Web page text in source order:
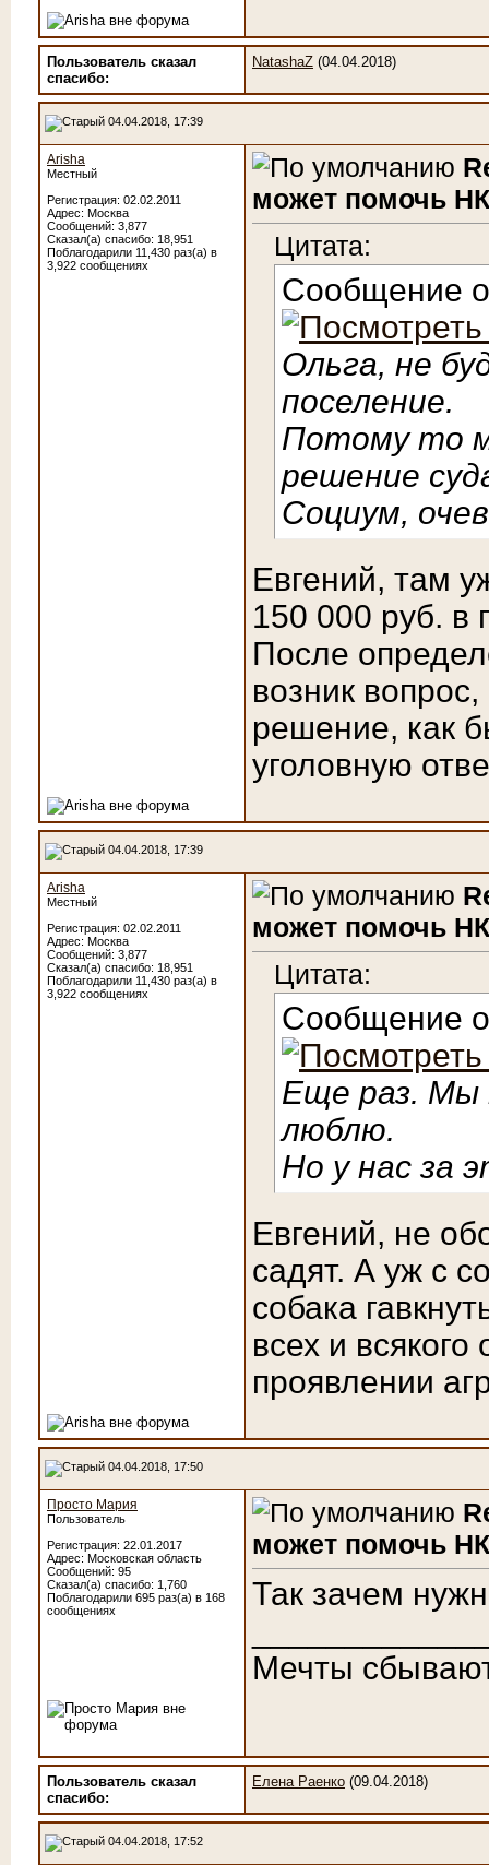
Пользователь сказал
cпасибо:
NatashaZ (04.04.2018)
04.04.2018, 17:39
Arisha
Местный
Регистрация: 02.02.2011
Адрес: Москва
Сообщений: 3,877
Сказал(а) спасибо: 18,951
Поблагодарили 11,430 раз(а) в
3,922 сообщениях
может помочь
Цитата:
Сообщение
Ольга, не
поселение.
Потому то
решение
Социум,
Евгений, там
150 000 руб. в
После
возник
решение, как
уголовную
04.04.2018, 17:39
Arisha
Местный
Регистрация: 02.02.2011
Адрес: Москва
Сообщений: 3,877
Сказал(а) спасибо: 18,951
Поблагодарили 11,430 раз(а) в
3,922 сообщениях
может помочь
Цитата:
Сообщение
Еще раз. Мы
люблю.
Но у нас за
Евгений, не
садят. А уж с
собака
всех и
проявлении
04.04.2018, 17:50
Просто Мария
Пользователь
Регистрация: 22.01.2017
Адрес: Московская область
Сообщений: 95
Сказал(а) спасибо: 1,760
Поблагодарили 695 раз(а) в 168
сообщениях
может помочь
Так зачем
Мечты
Пользователь сказал
cпасибо:
Елена Раенко (09.04.2018)
04.04.2018, 17:52